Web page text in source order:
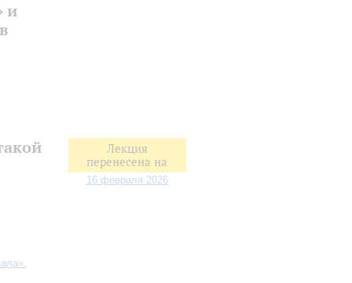
и
Лекция
перенесена на
16 февраля 2026